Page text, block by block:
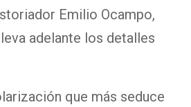
Emilio Ocampo,
adelante los detalles
que más seduce